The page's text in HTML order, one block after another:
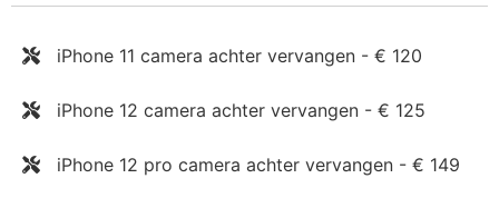
iPhone 11 camera achter vervangen - € 120
iPhone 12 camera achter vervangen - € 125
iPhone 12 pro camera achter vervangen - € 149